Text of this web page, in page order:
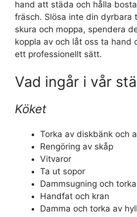
hand att städa och hålla
fräsch. Slösa inte din dyrbara
skura och moppa, spendera
koppla av och låt oss ta hand
ett professionellt sätt.
Vad ingår i vår
Köket
Torka av diskbänk och
Rengöring av skåp
Vitvaror
Ta ut sopor
Dammsugning och
Handfat och kran
Damma och torka av